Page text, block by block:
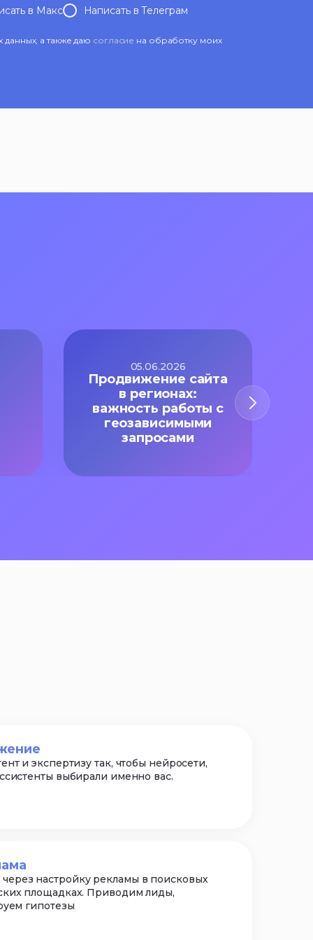
в Mакс Написать в Телеграм
а также даю согласие на обработку моих
05.06.2026
Продвижение сайта
в регионах:
важность работы с
геозависимыми
запросами
и экспертизу так, чтобы нейросети,
выбирали именно вас.
настройку рекламы в поисковых
площадках. Приводим лиды,
гипотезы